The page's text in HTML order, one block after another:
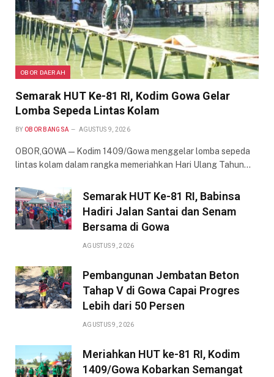
OBOR DAERAH
Semarak HUT Ke-81 RI, Kodim Gowa Gelar
Lomba Sepeda Lintas Kolam
BY OBOR BANGSA AGUSTUS 9, 2026
OBOR,GOWA — Kodim 1409/Gowa menggelar lomba sepeda
lintas kolam dalam rangka memeriahkan Hari Ulang Tahun…
Semarak HUT Ke-81 RI, Babinsa
Hadiri Jalan Santai dan Senam
Bersama di Gowa
AGUSTUS 9, 2026
Pembangunan Jembatan Beton
Tahap V di Gowa Capai Progres
Lebih dari 50 Persen
AGUSTUS 9, 2026
Meriahkan HUT ke-81 RI, Kodim
1409/Gowa Kobarkan Semangat